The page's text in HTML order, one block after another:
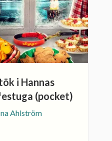
i Hannas
(pocket)
Ahlström